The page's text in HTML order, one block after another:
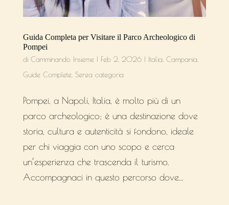
Guida Completa per Visitare il Parco Archeologico di
Pompei
di Camminando Insieme| Feb 2, 2026| Italia Campania
Guide Complete, Senza categoria
Pompei, a Napoli, Italia, è molto più di un
parco archeologico; è una destinazione dove
storia, cultura e autenticità si fondono, ideale
per chi viaggia con uno scopo e cerca
un’esperienza che trascenda il turismo.
Accompagnaci in questo percorso dove...